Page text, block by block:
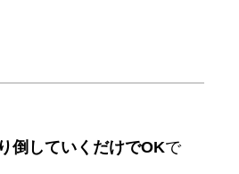
倒していくだけでOKで